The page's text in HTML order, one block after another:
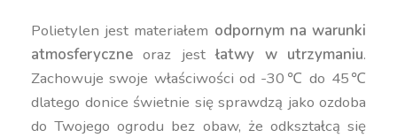
Polietylen jest materiałem odpornym na warunki
atmosferyczne oraz jestłatwy w utrzymaniu.
Zachowuje swoje właściwości od -30℃ do 45℃
dlatego donice świetnie się sprawdzą jako ozdoba
do Twojego ogrodu bez obaw, że odkształcą się